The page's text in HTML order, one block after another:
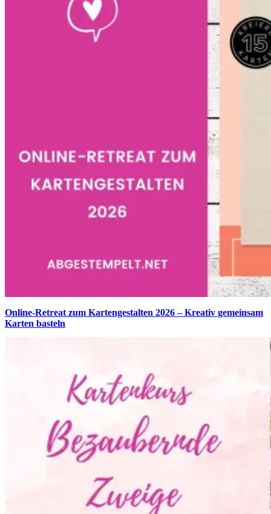
Online-Retreat zum Kartengestalten 2026 – Kreativ gemeinsam
Karten basteln